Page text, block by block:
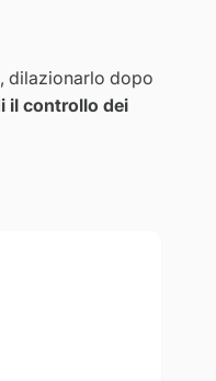
dilazionarlo dopo
il controllo dei